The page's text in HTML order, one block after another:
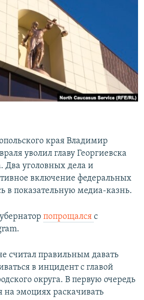
РАССЫЛКУ
края Владимир
уволил главу Георгиевска
уголовных дела и
включение федеральных
в показательную медиа-казнь.
попрощался с
считал правильным давать
в инцидент с главой
округа. В первую очередь
на эмоциях раскачивать